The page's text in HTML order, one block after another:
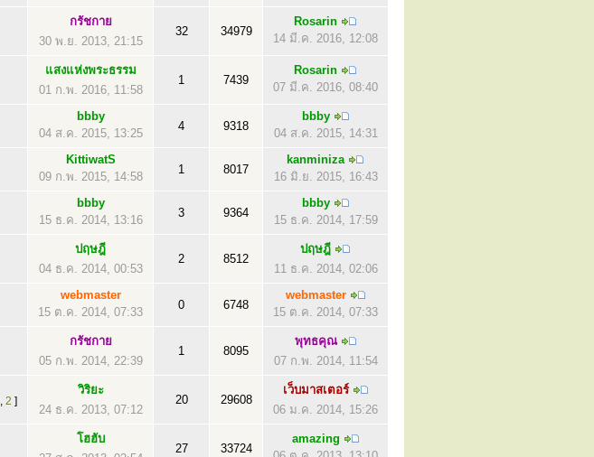
กรัชกาย
30 พ.ย. 2013, 21:15
32 34979
Rosarin
14 มี.ค. 2016, 12:08
แสงแห่งพระธรรม
01 ก.พ. 2016, 11:58
1 7439
Rosarin
07 มี.ค. 2016, 08:40
bbby
04 ส.ค. 2015, 13:25
4 9318
bbby
04 ส.ค. 2015, 14:31
KittiwatS
09 ก.พ. 2015, 14:58
1 8017
kanminiza
16 มิ.ย. 2015, 16:43
bbby
15 ธ.ค. 2014, 13:16
3 9364
bbby
15 ธ.ค. 2014, 17:59
ปฤษฎี
04 ธ.ค. 2014, 00:53
2 8512
ปฤษฎี
11 ธ.ค. 2014, 02:06
webmaster
15 ต.ค. 2014, 07:33
0 6748
webmaster
15 ต.ค. 2014, 07:33
กรัชกาย
05 ก.พ. 2014, 22:39
1 8095
พุทธคุณ
07 ก.พ. 2014, 11:54
, 2 ]
วิริยะ
24 ธ.ค. 2013, 07:12
20 29608
เว็บมาสเตอร์
06 ม.ค. 2014, 15:26
โฮฮับ
27 33724
amazing